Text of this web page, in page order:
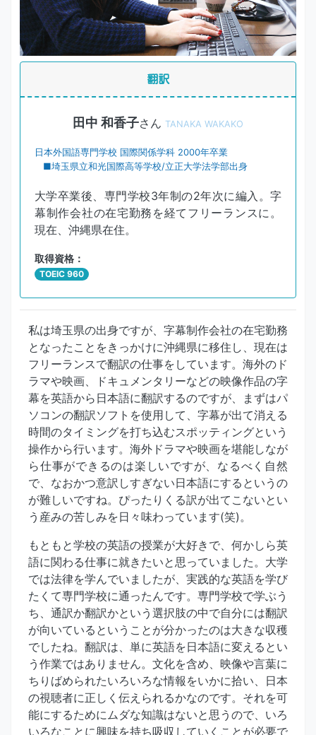
翻訳
田中 和香子さん TANAKA WAKAKO
日本外国語専門学校 国際関係学科 2000年卒業
■埼玉県立和光国際高等学校/立正大学法学部出身
大学卒業後、専門学校3年制の2年次に編入。字
幕制作会社の在宅勤務を経てフリーランスに。
現在、沖縄県在住。
取得資格：
TOEIC 960
私は埼玉県の出身ですが、字幕制作会社の在宅勤務
となったことをきっかけに沖縄県に移住し、現在は
フリーランスで翻訳の仕事をしています。海外のド
ラマや映画、ドキュメンタリーなどの映像作品の字
幕を英語から日本語に翻訳するのですが、まずはパ
ソコンの翻訳ソフトを使用して、字幕が出て消える
時間のタイミングを打ち込むスポッティングという
操作から行います。海外ドラマや映画を堪能しなが
ら仕事ができるのは楽しいですが、なるべく自然
で、なおかつ意訳しすぎない日本語にするというの
が難しいですね。ぴったりくる訳が出てこないとい
う産みの苦しみを日々味わっています(笑)。
もともと学校の英語の授業が大好きで、何かしら英
語に関わる仕事に就きたいと思っていました。大学
では法律を学んでいましたが、実践的な英語を学び
たくて専門学校に通ったんです。専門学校で学ぶう
ち、通訳か翻訳かという選択肢の中で自分には翻訳
が向いているということが分かったのは大きな収穫
でしたね。翻訳は、単に英語を日本語に変えるとい
う作業ではありません。文化を含め、映像や言葉に
ちりばめられたいろいろな情報をいかに拾い、日本
の視聴者に正しく伝えられるかなのです。それを可
能にするためにムダな知識はないと思うので、いろ
いろなことに興味を持ち吸収していくことが必要で